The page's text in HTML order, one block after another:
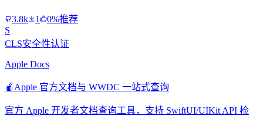
3.8k 1
0%推荐
S
CLS安全性认证
Apple Docs
🍎 Apple 官方文档与 WWDC 一站式查询
官方 Apple 开发者文档查询工具，支持 SwiftUI/UIKit API 检